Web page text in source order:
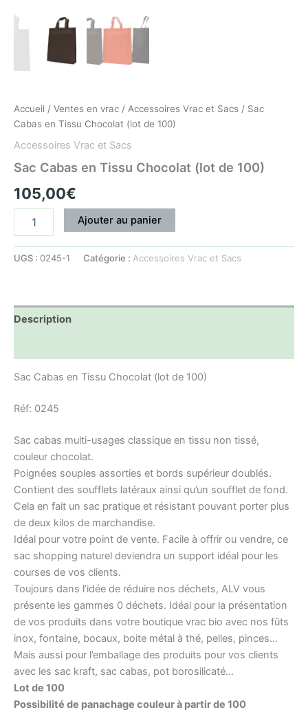
Accueil / Ventes en vrac / Accessoires Vrac et Sacs / Sac
Cabas en Tissu Chocolat (lot de 100)
Accessoires Vrac et Sacs
Sac Cabas en Tissu Chocolat (lot de 100)
105,00€
Ajouter au panier
UGS : 0245-1 Catégorie : Accessoires Vrac et Sacs
Description
Sac Cabas en Tissu Chocolat (lot de 100)
Réf: 0245
Sac cabas multi-usages classique en tissu non tissé,
couleur chocolat.
Poignées souples assorties et bords supérieur doublés.
Contient des soufflets latéraux ainsi qu’un soufflet de fond.
Cela en fait un sac pratique et résistant pouvant porter plus
de deux kilos de marchandise.
Idéal pour votre point de vente. Facile à offrir ou vendre, ce
sac shopping naturel deviendra un support idéal pour les
courses de vos clients.
Toujours dans l’idée de réduire nos déchets, ALV vous
présente les gammes 0 déchets. Idéal pour la présentation
de vos produits dans votre boutique vrac bio avec nos fûts
inox, fontaine, bocaux, boite métal à thé, pelles, pinces…
Mais aussi pour l’emballage des produits pour vos clients
avec les sac kraft, sac cabas, pot borosilicaté…
Lot de 100
Possibilité de panachage couleur à partir de 100